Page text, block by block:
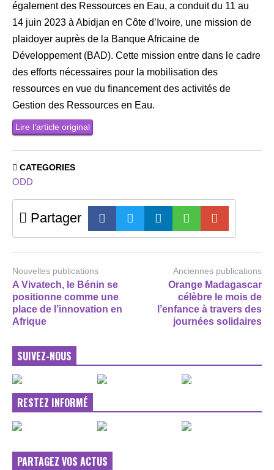
également des Ressources en Eau, a conduit du 11 au
14 juin 2023 à Abidjan en Côte d’Ivoire, une mission de
plaidoyer auprès de la Banque Africaine de
Développement (BAD). Cette mission entre dans le cadre
des efforts nécessaires pour la mobilisation des
ressources en vue du financement des activités de
Gestion des Ressources en Eau.
Lire l’article original
CATEGORIES
ODD
Partager
Nouvelles publications
A Vivatech, le Bénin se
positionne comme une
place de l’innovation en
Afrique
Anciennes publications
Orange Madagascar
célèbre le mois de
l’enfance à travers des
journées solidaires
SUIVEZ-NOUS
RESTEZ INFORMÉ
PARTAGEZ VOS ACTUS